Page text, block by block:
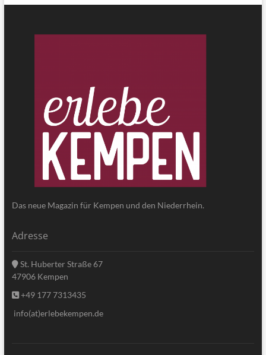
Das neue Magazin für Kempen und den Niederrhein.
Adresse
St. Huberter Straße 67
47906 Kempen
+49 177 7313435
info(at)erlebekempen.de